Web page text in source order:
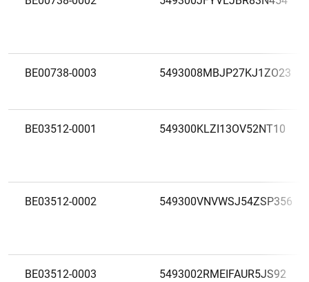
BE00738-0003 5493008MBJP27KJ1ZO23
BE03512-0001 549300KLZI13OV52NT10
BE03512-0002 549300VNVWSJ54ZSP356
BE03512-0003 5493002RMEIFAUR5JS92